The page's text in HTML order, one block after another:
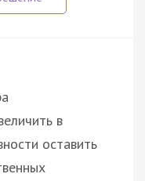
в
оставить